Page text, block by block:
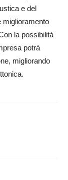
e del
miglioramento
la possibilità
potrà
migliorando